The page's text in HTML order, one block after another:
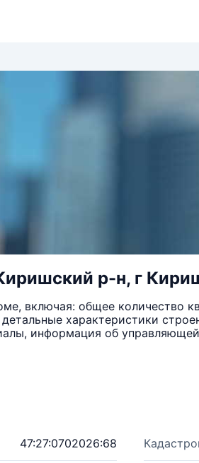
р-н, г
включая: общее количество
характеристики
информация об
47:27:0702026:68